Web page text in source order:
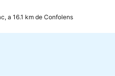
a 16.1 km de Confolens